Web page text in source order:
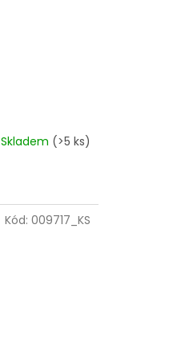
Skladem (>5 ks)
Kód: 009717_KS